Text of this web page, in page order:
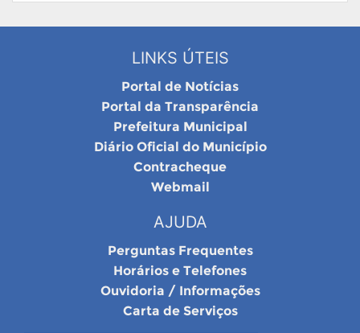
LINKS ÚTEIS
Portal de Notícias
Portal da Transparência
Prefeitura Municipal
Diário Oficial do Município
Contracheque
Webmail
AJUDA
Perguntas Frequentes
Horários e Telefones
Ouvidoria / Informações
Carta de Serviços